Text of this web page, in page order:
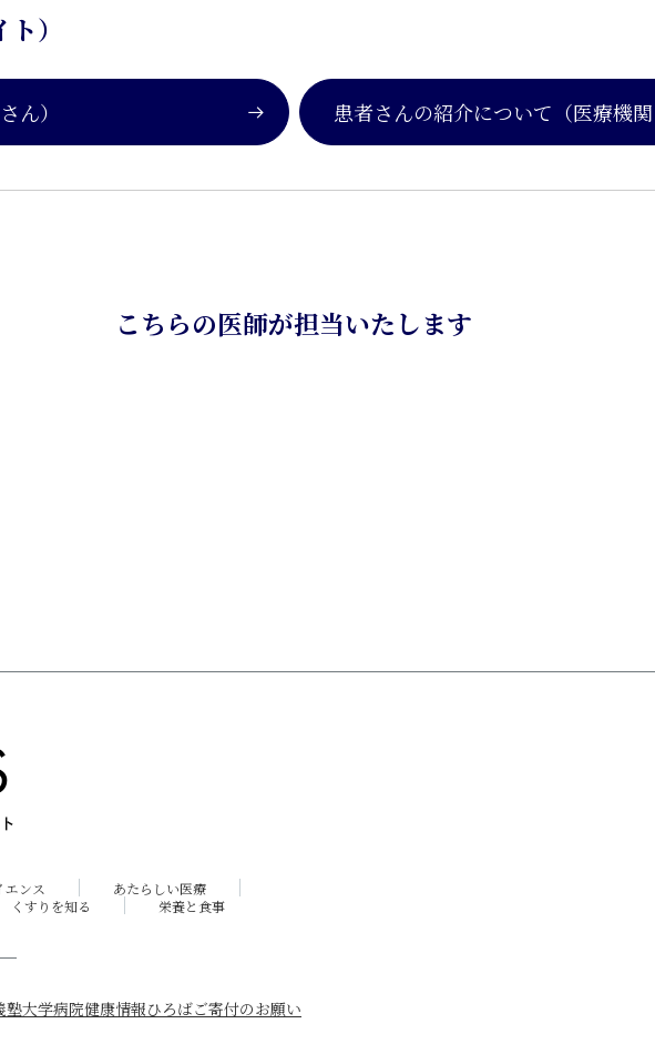
）
ん） 患者さんの紹介について （医療機
こちらの医師が担当いたします
エンス
あたらしい医療
くすりを知る 栄養と食事
塾大学病院健康情報ひろばご寄付のお願い